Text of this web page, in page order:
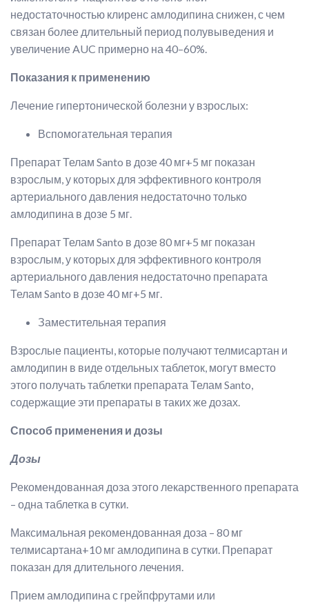
недостаточностью клиренс амлодипина снижен, с чем
связан более длительный период полувыведения и
увеличение AUC примерно на 40–60%.
Показания к применению
Лечение гипертонической болезни у взрослых:
Вспомогательная терапия
Препарат Телам Santo в дозе 40 мг+5 мг показан
взрослым, у которых для эффективного контроля
артериального давления недостаточно только
амлодипина в дозе 5 мг.
Препарат Телам Santo в дозе 80 мг+5 мг показан
взрослым, у которых для эффективного контроля
артериального давления недостаточно препарата
Телам Santo в дозе 40 мг+5 мг.
Заместительная терапия
Взрослые пациенты, которые получают телмисартан и
амлодипин в виде отдельных таблеток, могут вместо
этого получать таблетки препарата Телам Santo,
содержащие эти препараты в таких же дозах.
Способ применения и дозы
Дозы
Рекомендованная доза этого лекарственного препарата
– одна таблетка в сутки.
Максимальная рекомендованная доза – 80 мг
телмисартана+10 мг амлодипина в сутки. Препарат
показан для длительного лечения.
Прием амлодипина с грейпфрутами или